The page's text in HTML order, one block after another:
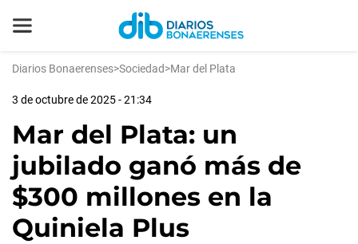
Diarios Bonaerenses>Sociedad>Mar del Plata
3 de octubre de 2025 - 21:34
Mar del Plata: un
jubilado ganó más de
$300 millones en la
Quiniela Plus